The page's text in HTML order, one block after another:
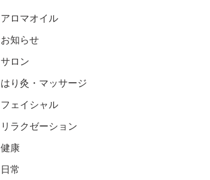
アロマオイル
お知らせ
サロン
はり灸・マッサージ
フェイシャル
リラクゼーション
健康
日常